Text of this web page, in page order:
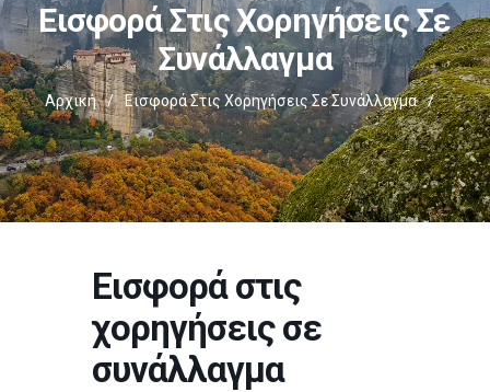
Εισφορά Στις Χορηγήσεις Σε
Συνάλλαγμα
Αρχική / Εισφορά Στις Χορηγήσεις Σε Συνάλλαγμα /
Εισφορά στις
χορηγήσεις σε
συνάλλαγμα